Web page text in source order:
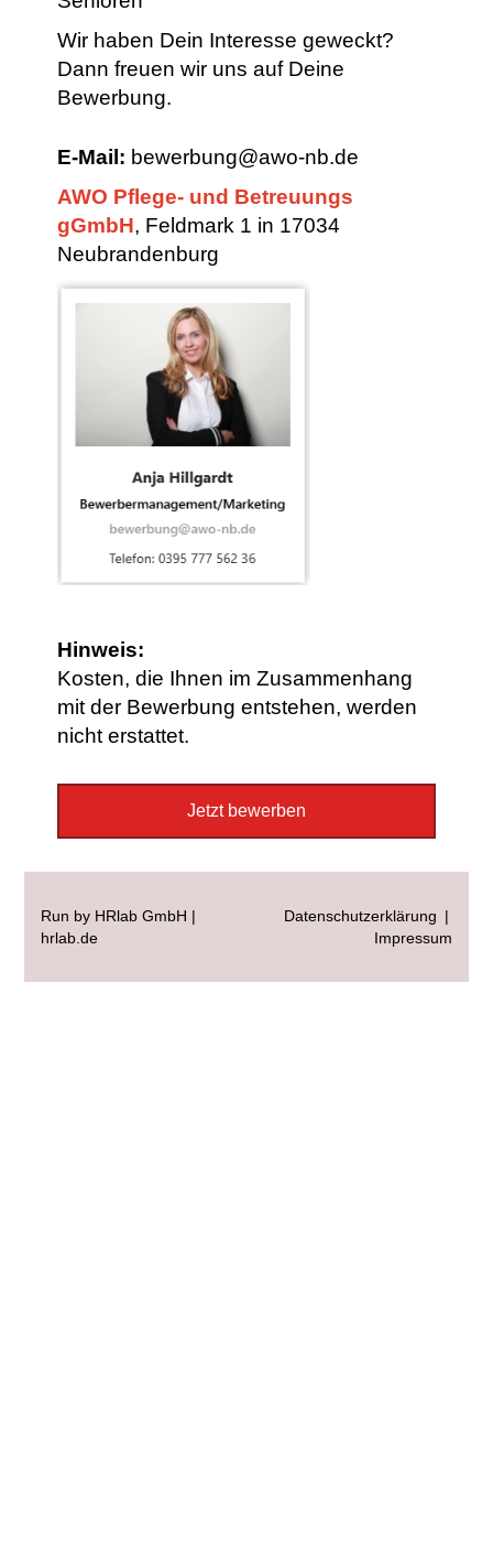
Wir haben Dein Interesse geweckt?
Dann freuen wir uns auf Deine
Bewerbung.
E-Mail: bewerbung@awo-nb.de
AWO Pflege- und Betreuungs
gGmbH, Feldmark 1 in 17034
Neubrandenburg
Hinweis:
Kosten, die Ihnen im Zusammenhang
mit der Bewerbung entstehen, werden
nicht erstattet.
Jetzt bewerben
Run by HRlab GmbH |
hrlab.de
Datenschutzerklärung |
Impressum